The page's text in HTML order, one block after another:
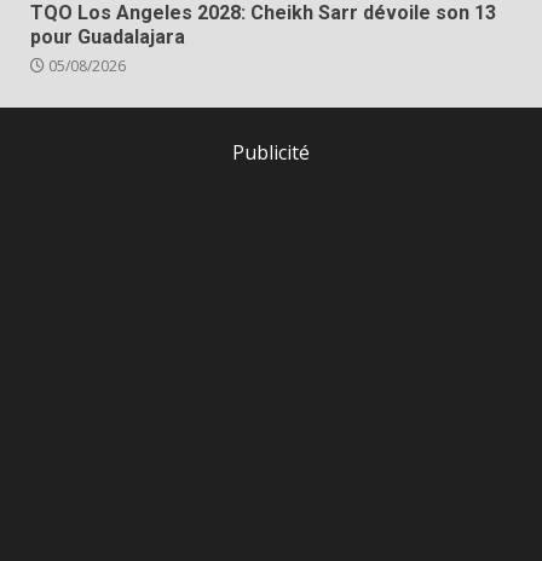
TQO Los Angeles 2028: Cheikh Sarr dévoile son 13
pour Guadalajara
05/08/2026
Publicité